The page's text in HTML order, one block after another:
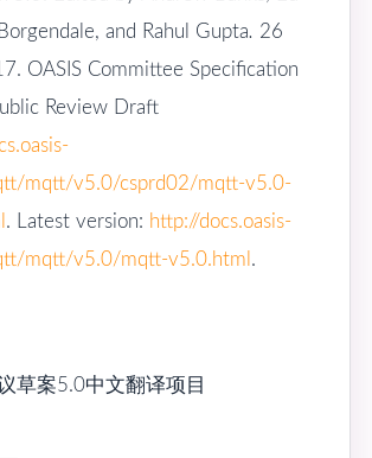
and Rahul Gupta. 26
OASIS Committee Specification
Review Draft
mqtt/v5.0/csprd02/mqtt-v5.0-
. Latest version: http://docs.oasis-
mqtt/v5.0/mqtt-v5.0.html .
草案5.0中文翻译项目